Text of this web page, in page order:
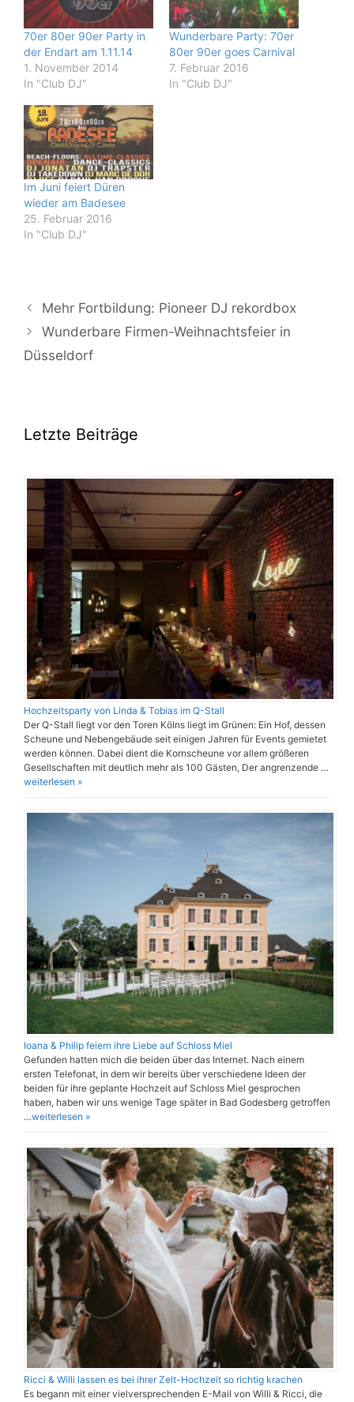
70er 80er 90er Party in
der Endart am 1.11.14
1. November 2014
In "Club DJ"
Wunderbare Party: 70er
80er 90er goes Carnival
7. Februar 2016
In "Club DJ"
Im Juni feiert Düren
wieder am Badesee
25. Februar 2016
In "Club DJ"
Mehr Fortbildung: Pioneer DJ rekordbox
Wunderbare Firmen-Weihnachtsfeier in
Düsseldorf
Letzte Beiträge
Hochzeitsparty von Linda & Tobias im Q-Stall
Der Q-Stall liegt vor den Toren Kölns liegt im Grünen: Ein Hof, dessen
Scheune und Nebengebäude seit einigen Jahren für Events gemietet
werden können. Dabei dient die Kornscheune vor allem größeren
Gesellschaften mit deutlich mehr als 100 Gästen, Der angrenzende …
weiterlesen »
Ioana & Philip feiern ihre Liebe auf Schloss Miel
Gefunden hatten mich die beiden über das Internet. Nach einem
ersten Telefonat, in dem wir bereits über verschiedene Ideen der
beiden für ihre geplante Hochzeit auf Schloss Miel gesprochen
haben, haben wir uns wenige Tage später in Bad Godesberg getroffen
…weiterlesen »
Ricci & Willi lassen es bei ihrer Zelt-Hochzeit so richtig krachen
Es begann mit einer vielversprechenden E-Mail von Willi & Ricci, die